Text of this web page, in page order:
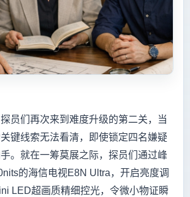
员们再次来到难度升级的第二关，当
键线索无法看清，即使锁定四名嫌疑
。就在一筹莫展之际，探员们通过峰
的海信电视E8N Ultra，开启亮度调
LED超画质精细控光，令微小物证瞬